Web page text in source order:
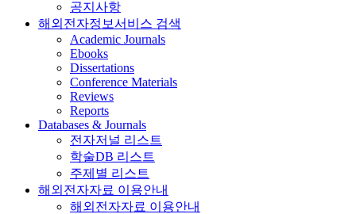
공지사항
해외전자정보서비스 검색
Academic Journals
Ebooks
Dissertations
Conference Materials
Reviews
Reports
Databases & Journals
전자저널 리스트
학술DB 리스트
주제별 리스트
해외전자자료 이용안내
해외전자자료 이용안내